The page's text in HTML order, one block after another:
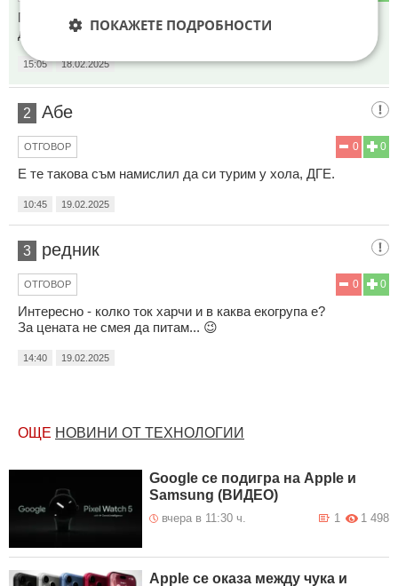
Познайте кое ще е следващото голямо събитие, което ще
дават по този екран.
15:05 18.02.2025
2 Абе
0
0
ОТГОВОР
Е те такова съм намислил да си турим у хола, ДГЕ.
10:45 19.02.2025
3 редник
0
0
ОТГОВОР
Интересно - колко ток харчи и в каква екогрупа е?
За цената не смея да питам... 😉
14:40 19.02.2025
ОЩЕ НОВИНИ ОТ ТЕХНОЛОГИИ
Google се подигра на Apple и
Samsung (ВИДЕО)
вчера в 11:30 ч. 1 498
1
Apple се оказа между чука и
ПОКАЖЕТЕ ПОДРОБНОСТИ